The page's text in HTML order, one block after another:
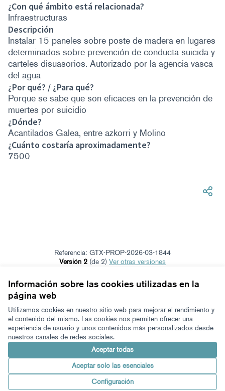
Información sobre las cookies utilizadas en la
página web
Utilizamos cookies en nuestro sitio web para mejorar el rendimiento y
el contenido del mismo. Las cookies nos permiten ofrecer una
experiencia de usuario y unos contenidos más personalizados desde
nuestros canales de redes sociales.
Aceptar todas
Aceptar solo las esenciales
Configuración
¿Con qué ámbito está relacionada?
Infraestructuras
Descripción
Instalar 15 paneles sobre poste de madera en lugares
determinados sobre prevención de conducta suicida y
carteles disuasorios. Autorizado por la agencia vasca
del agua
¿Por qué? / ¿Para qué?
Porque se sabe que son eficaces en la prevención de
muertes por suicidio
¿Dónde?
Acantilados Galea, entre azkorri y Molino
¿Cuánto costaría aproximadamente?
7500
Referencia: GTX-PROP-2026-03-1844
Versión 2 (de 2)
ver otras versiones
Términos y condiciones de uso
Configuración de cookies
Zeugaz en X
(Enlace externo)
Zeugaz en Facebook
(Enlace externo)
Zeugaz en Instagram
(Enlace externo)
Zeugaz en YouTube
(Enlace externo)
Zeugaz en GitHub
(Enlace externo)
Castellano
Aukeratu hizkuntzaElegir el idioma
Made with ❤️ Web creada con software libre.
Con
(Enlace